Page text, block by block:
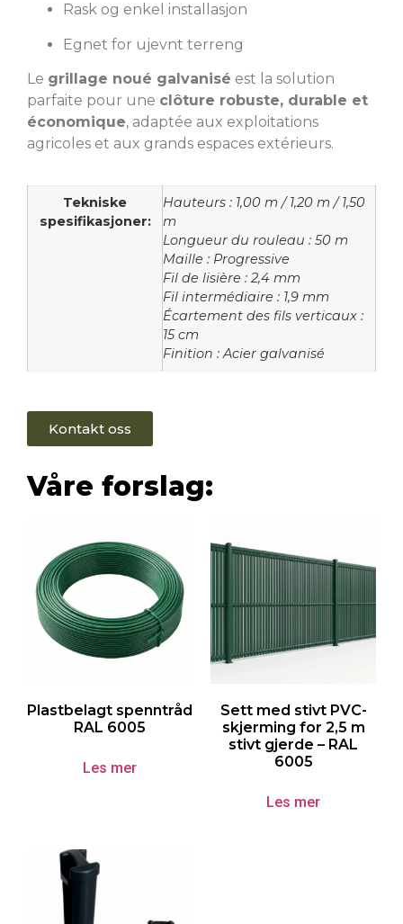
Rask og enkel installasjon
Egnet for ujevnt terreng
Le grillage noué galvanisé est la solution
parfaite pour une clôture robuste, durable et
économique, adaptée aux exploitations
agricoles et aux grands espaces extérieurs.
Tekniske
spesifikasjoner:
Hauteurs : 1,00 m / 1,20 m / 1,50
m
Longueur du rouleau : 50 m
Maille : Progressive
Fil de lisière : 2,4 mm
Fil intermédiaire : 1,9 mm
Écartement des fils verticaux :
15 cm
Finition : Acier galvanisé
Kontakt oss
Våre forslag:
Plastbelagt spenntråd
RAL 6005
Les mer
Sett med stivt PVC-
skjerming for 2,5 m
stivt gjerde – RAL
6005
Les mer